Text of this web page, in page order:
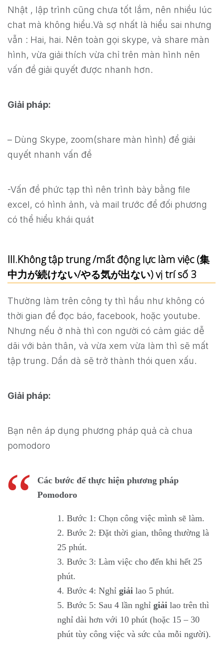
Nhật , lập trình cũng chưa tốt lắm, nên nhiều lúc
chat mà không hiểu.Và sợ nhất là hiểu sai nhưng
vẫn : Hai, hai. Nên toàn gọi skype, và share màn
hình, vừa giải thích vừa chỉ trên màn hình nên
vấn đề giải quyết được nhanh hơn.
Giải pháp:
– Dùng Skype, zoom(share màn hình) để giải
quyết nhanh vấn đề
-Vấn đề phức tạp thì nên trình bày bằng file
excel, có hình ảnh, và mail trước để đối phương
có thể hiểu khái quát
III.Không tập trung /mất động lực làm việc (集
中力が続けない/やる気が出ない) vị trí số 3
Thường làm trên công ty thì hầu như không có
thời gian để đọc báo, facebook, hoặc youtube.
Nhưng nếu ở nhà thì con người có cảm giác dễ
dãi với bản thân, và vừa xem vừa làm thì sẽ mất
tập trung. Dần dà sẽ trở thành thói quen xấu.
Giải pháp:
Bạn nên áp dụng phương pháp quả cà chua
pomodoro
Các bước để thực hiện phương pháp
Pomodoro
Bước 1: Chọn công việc mình sẽ làm.
Bước 2: Đặt thời gian, thông thường là
25 phút.
Bước 3: Làm việc cho đến khi hết 25
phút.
Bước 4: Nghỉ giải lao 5 phút.
Bước 5: Sau 4 lần nghỉ giải lao trên thì
nghỉ dài hơn với 10 phút (hoặc 15 – 30
phút tùy công việc và sức của mỗi người).